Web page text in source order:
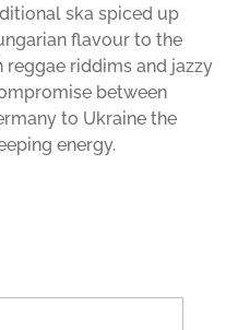
ska spiced up
flavour to the
reggae riddims and jazzy
between
to Ukraine the
energy.